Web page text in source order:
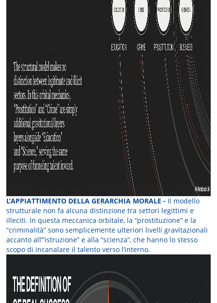
L’APPIATTIMENTO DELLA GERARCHIA MORALE - Il modello
strutturale non fa alcuna distinzione tra settori legittimi e
illeciti. In questa meccanica orbitale, la “prostituzione” e la
“criminalità” sono semplicemente ulteriori livelli gravitazionali
accanto all’”istruzione” e alla “scienza”, che hanno lo stesso
scopo di incanalare il talento verso l’interno.